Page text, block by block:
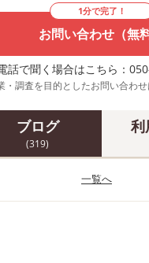
1分で完了！
お問い合わせ（無料
話で聞く場合はこちら：
・調査を目的としたお問い合わ
ブログ
(319)
利
一覧へ